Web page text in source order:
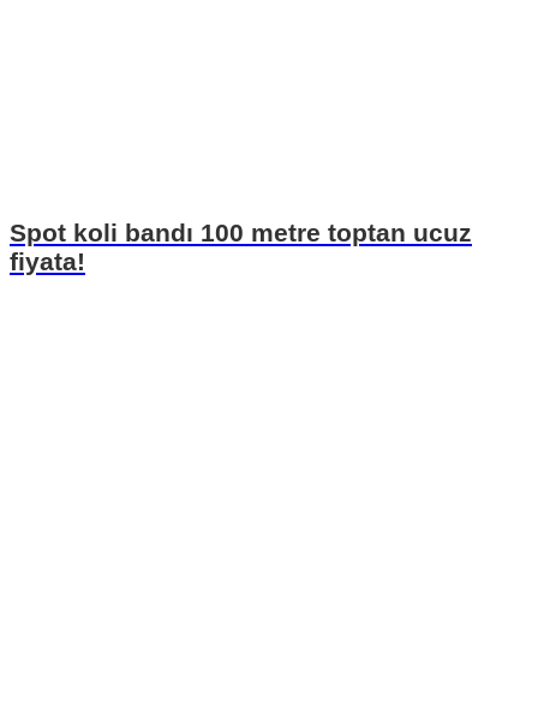
Spot koli bandı 100 metre toptan ucuz
fiyata!